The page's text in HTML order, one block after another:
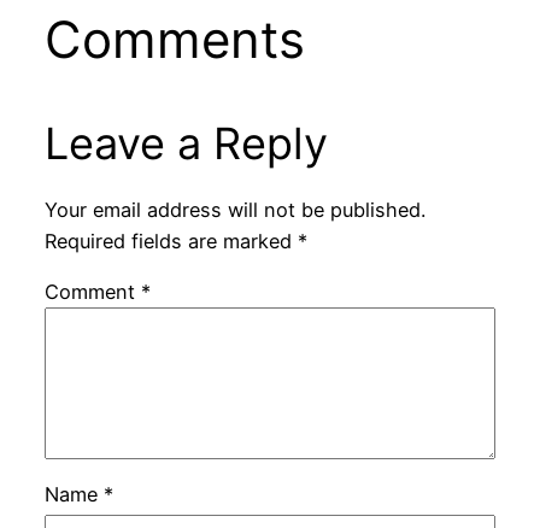
Comments
Leave a Reply
Your email address will not be published.
Required fields are marked *
Comment *
Name *